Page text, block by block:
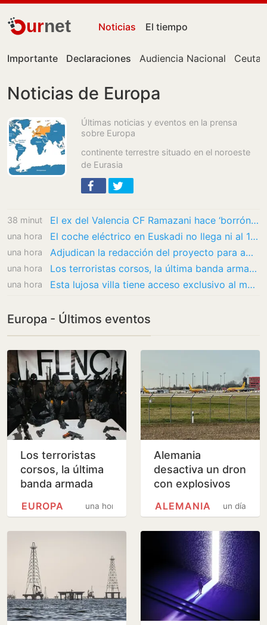
urnet Noticias El tiempo
Importante Declaraciones Audiencia Nacional Ceuta
Noticias de Europa
Últimas noticias y eventos en la prensa
sobre Europa
continente terrestre situado en el noroeste
de Eurasia
38 minutos El ex del Valencia CF Ramazani hace ‘borrón y cuenta nueva’
una hora El coche eléctrico en Euskadi no llega ni al 1% en un parque móvil cada vez más envejecido
una hora Adjudican la redacción del proyecto para ampliar el edificio administrativo de la Junta en…
una hora Los terroristas corsos, la última banda armada independentista de Europa, declaran la…
una hora Esta lujosa villa tiene acceso exclusivo al mar de Liguria, de aguas cristalinas
Europa - Últimos eventos
Los terroristas
corsos, la última
banda armada
de Europa,
a los…
una hora
EUROPA
Alemania
desactiva un dron
con explosivos
aviones
un día
ALEMANIA